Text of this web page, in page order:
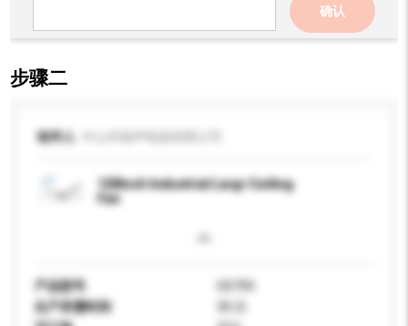
确认
步骤二
收件人
120Inch Industrial Largr Ceiling
Fan
产品型号
GS705
生产所需时间
30 日